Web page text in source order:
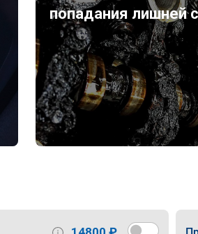
попадания лишней